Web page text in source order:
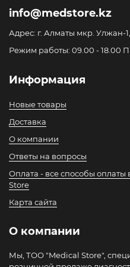
info@medstore.kz
Адрес: г. Алматы мкр. Улжан-
Режим работы: 09.00 - 18.00
Информация
Новые товары
Доставка
О компании
Ответы на вопросы
Оплата - все способы оплаты
Store
Карта сайта
О компании
Мы, ТОО "Medical Store",